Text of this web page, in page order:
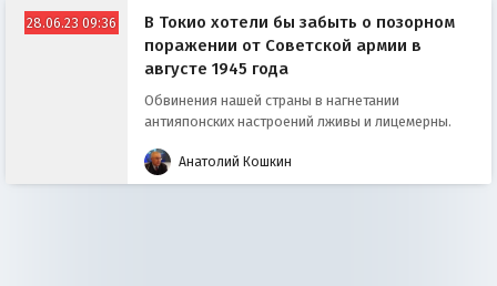
28.06.23 09:36
В Токио хотели бы забыть о позорном
поражении от Советской армии в
августе 1945 года
Обвинения нашей страны в нагнетании
антияпонских настроений лживы и лицемерны.
Анатолий Кошкин